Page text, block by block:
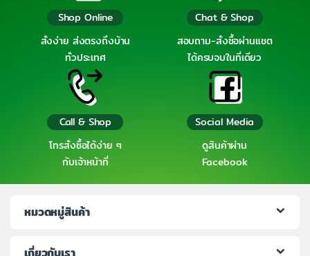
Shop Online
สั่งง่าย ส่งตรงถึงบ้าน
ทั่วประเทศ
Chat & Shop
สอบถาม-สั่งซื้อผ่านแชต
ได้ครบจบในที่เดียว
Call & Shop
โทรสั่งซื้อได้ง่าย ๆ
กับเจ้าหน้าที่
Social Media
ดูสินค้าผ่าน
Facebook
หมวดหมู่สินค้า